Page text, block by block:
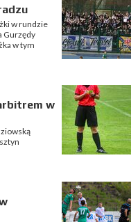
w rundzie
Gurzędy
w tym
w